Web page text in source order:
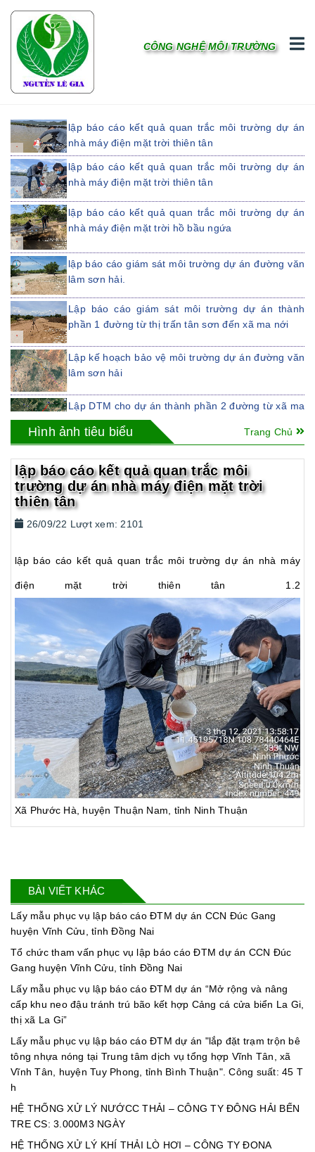
CÔNG NGHỆ MÔI TRƯỜNG
lập báo cáo kết quả quan trắc môi trường dự án
nhà máy điện mặt trời thiên tân
lập báo cáo kết quả quan trắc môi trường dự án
nhà máy điện mặt trời thiên tân
lập báo cáo kết quả quan trắc môi trường dự án
nhà máy điện mặt trời hồ bầu ngứa
lập báo cáo giám sát môi trường dự án đường văn
lâm sơn hải.
Lập báo cáo giám sát môi trường dự án thành
phần 1 đường từ thị trấn tân sơn đến xã ma nới
Lập kế hoạch bảo vệ môi trường dự án đường văn
lâm sơn hải
Lập DTM cho dự án thành phần 2 đường từ xã ma
nới, huyện ninh sơn, tỉnh ninh thuận đến ngã tư tà
năng
LẬP ĐTM CHO DỰ ÁN ĐƯỜNG TỪ ĐÈO KHÁNH
NHƠN ĐẾN QUỐC LỘ 1
LẬP ĐTM CHO DỰ ÁN ĐƯỜNG TỪ THỊ TRẤN
NƯỚC MẮM NGỌC TRANG SEAFOOD
Hình ảnh tiêu biểu Trang Chủ
lập báo cáo kết quả quan trắc môi
trường dự án nhà máy điện mặt trời
thiên tân
26/09/22 Lượt xem: 2101
lập báo cáo kết quả quan trắc môi trường dự án nhà máy
điện mặt trời thiên tân 1.2
Xã Phước Hà, huyện Thuận Nam, tỉnh Ninh Thuận
BÀI VIẾT KHÁC
Lấy mẫu phục vụ lập báo cáo ĐTM dự án CCN Đúc Gang
huyện Vĩnh Cửu, tỉnh Đồng Nai
Tổ chức tham vấn phục vụ lập báo cáo ĐTM dự án CCN Đúc
Gang huyện Vĩnh Cửu, tỉnh Đồng Nai
Lấy mẫu phục vụ lập báo cáo ĐTM dự án “Mở rộng và nâng
cấp khu neo đậu tránh trú bão kết hợp Cảng cá cửa biển La Gi,
thị xã La Gi”
Lấy mẫu phục vụ lập báo cáo ĐTM dự án "lắp đặt trạm trộn bê
tông nhựa nóng tại Trung tâm dịch vụ tổng hợp Vĩnh Tân, xã
Vĩnh Tân, huyện Tuy Phong, tỉnh Bình Thuận". Công suất: 45 T
h
HỆ THỐNG XỬ LÝ NƯỚCC THẢI – CÔNG TY ĐÔNG HẢI BẾN
TRE CS: 3.000M3 NGÀY
HỆ THỐNG XỬ LÝ KHÍ THẢI LÒ HƠI – CÔNG TY ĐONA